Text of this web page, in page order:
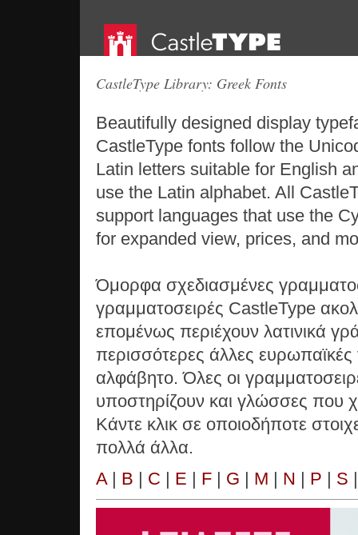
CastleType Library: Greek Fonts
Beautifully designed display
CastleType fonts follow the
Latin letters suitable for English
use the Latin alphabet. All
support languages that use the
for expanded view, prices, and
Όμορφα σχεδιασμένες
γραμματοσειρές CastleType
επομένως περιέχουν λατινικά
περισσότερες άλλες
αλφάβητο. Όλες οι
υποστηρίζουν και γλώσσες που
Κάντε κλικ σε οποιοδήποτε
πολλά άλλα.
A| B C E F G M N P S